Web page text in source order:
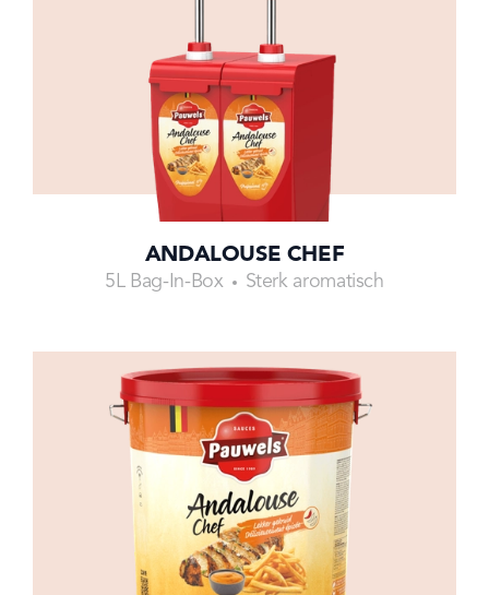
ANDALOUSE CHEF
5L Bag-In-Box Sterk aromatisch